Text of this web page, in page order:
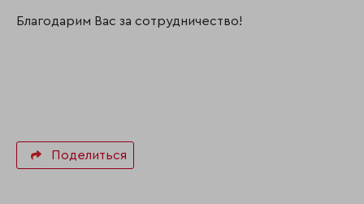
Благодарим Вас за сотрудничество!
Поделиться